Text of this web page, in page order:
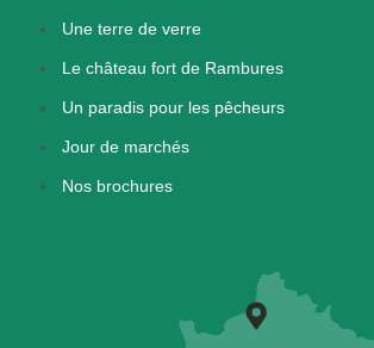
Une terre de verre
Le château fort de Rambures
Un paradis pour les pêcheurs
Jour de marchés
Nos brochures